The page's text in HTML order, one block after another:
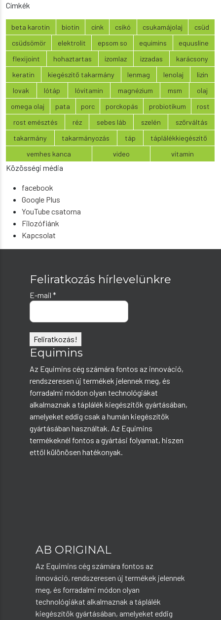
Címkék
beta karotin biotin cink csikó csukamájolaj
csüd
csüdsömör
elektrolit epsom so equimins
equusline
flexijoint
hohaztartas izomlaz izzadas
karácsony
keratin
kiegészítő takarmány lenmag lenolaj
lizin
lovak
lótáp lóvitamin magnézium msm
olaj
omega olaj
pata porc porckopás probiotikum
rost
rost emésztés
réz sebes láb szelén
szőrváltás
takarmány
takarmányozás táp
táplálékkiegészítő
vemhes kanca
video vitamin
Közösségi média
facebook
Google Plus
YouTube csatorna
Filozófiánk
Kapcsolat
Feliratkozás hírlevelünkre
E-mail *
Equimins
Az Equimins cég számára fontos az innováció,
rendszeresen új termékek jelennek meg, és
forradalmi módon olyan technológiákat
alkalmaznak a táplálék kiegészítők gyártásában,
amelyeket eddig csak a humán kiegészítők
gyártásában használtak. Az Equimins
termékeknél fontos a gyártási folyamat, hiszen
ettől különösen hatékonyak.
AB ORIGINAL
Az Equimins cég számára fontos az
innováció, rendszeresen új termékek jelennek
meg, és forradalmi módon olyan
technológiákat alkalmaznak a táplálék
kiegészítők gyártásában, amelyeket eddig